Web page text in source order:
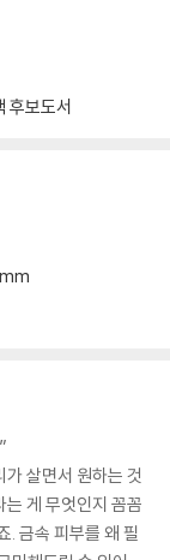
후보도서
살면서 원하는 것
게 무엇인지 꼼꼼
. 금속 피부를 왜 필